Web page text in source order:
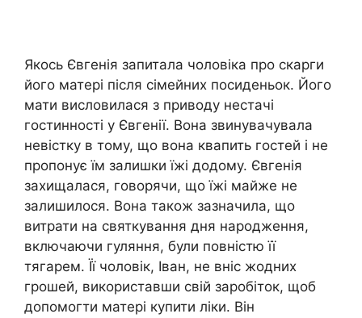
Якось Євгенія запитала чоловіка про скарги
його матері після сімейних посиденьок. Його
мати висловилася з приводу нестачі
гостинності у Євгенії. Вона звинувачувала
невістку в тому, що вона квапить гостей і не
пропонує їм залишки їжі додому. Євгенія
захищалася, говорячи, що їжі майже не
залишилося. Вона також зазначила, що
витрати на святкування дня народження,
включаючи гуляння, були повністю її
тягарем. Її чоловік, Іван, не вніс жодних
грошей, використавши свій заробіток, щоб
допомогти матері купити ліки. Він